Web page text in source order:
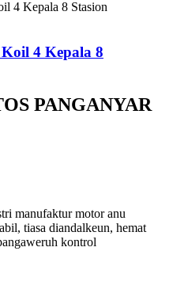
4 Kepala 8
PANGANYAR
manufaktur motor anu
tiasa diandalkeun, hemat
kontrol